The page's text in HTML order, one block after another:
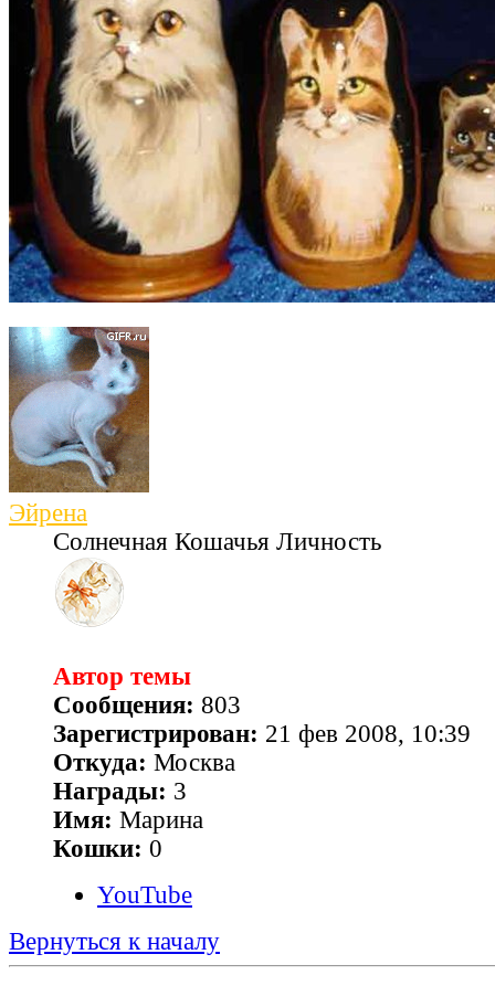
Эйрена
Солнечная Кошачья Личность
Автор темы
Сообщения: 803
Зарегистрирован: 21 фев 2008, 10:39
Откуда: Москва
Награды: 3
Имя: Марина
Кошки: 0
YouTube
Вернуться к началу